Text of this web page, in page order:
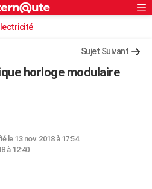
Sujet Suivant
horloge modulaire
le 13 nov. 2018 à 17:54
à 12:40